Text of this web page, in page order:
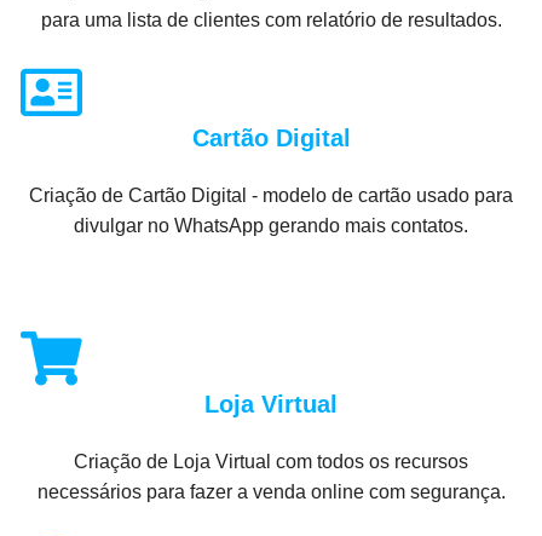
para uma lista de clientes com relatório de resultados.
Cartão Digital
Criação de Cartão Digital - modelo de cartão usado para
divulgar no WhatsApp gerando mais contatos.
Loja Virtual
Criação de Loja Virtual com todos os recursos
necessários para fazer a venda online com segurança.